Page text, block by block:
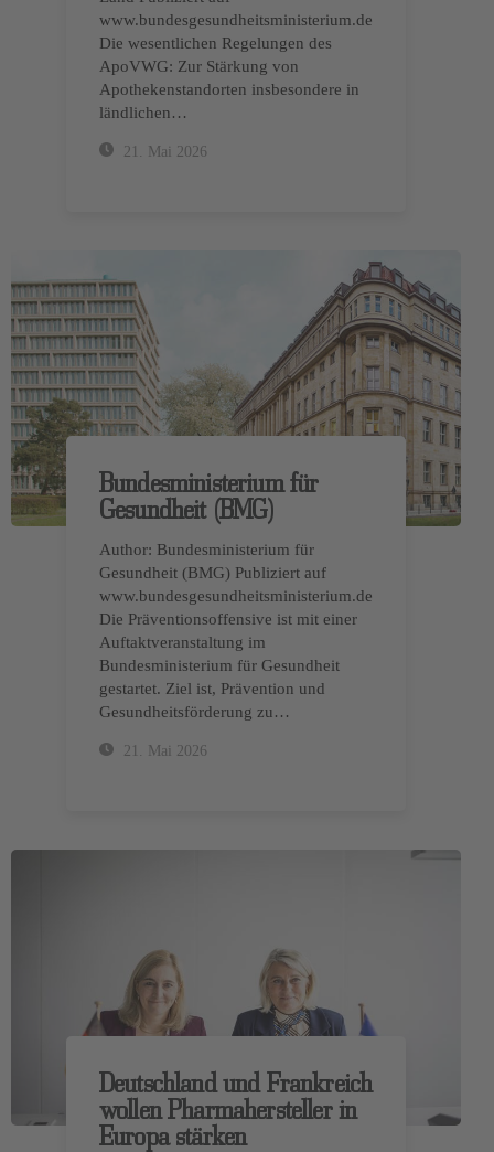
www.bundesgesundheitsministerium.de
Die wesentlichen Regelungen des
ApoVWG: Zur Stärkung von
Apothekenstandorten insbesondere in
ländlichen…
21. Mai 2026
Bundesministerium für
Gesundheit (BMG)
Author: Bundesministerium für
Gesundheit (BMG) Publiziert auf
www.bundesgesundheitsministerium.de
Die Präventionsoffensive ist mit einer
Auftaktveranstaltung im
Bundesministerium für Gesundheit
gestartet. Ziel ist, Prävention und
Gesundheitsförderung zu…
21. Mai 2026
Deutschland und Frankreich
wollen Pharmahersteller in
Europa stärken